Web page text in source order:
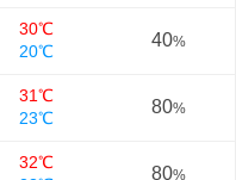
30℃
20℃
40%
31℃
23℃
80%
32℃
80%